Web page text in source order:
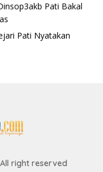
Pati Bakal
Pati Nyatakan
right reserved